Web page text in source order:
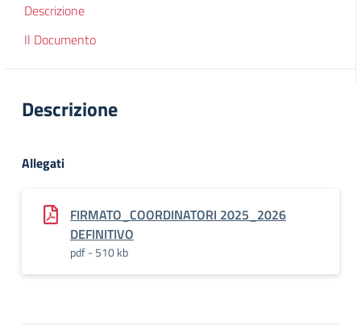
Descrizione
Il Documento
Descrizione
Allegati
FIRMATO_COORDINATORI 2025_2026
DEFINITIVO
pdf - 510 kb